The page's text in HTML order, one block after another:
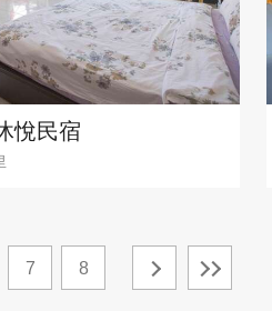
悅民宿
7 8